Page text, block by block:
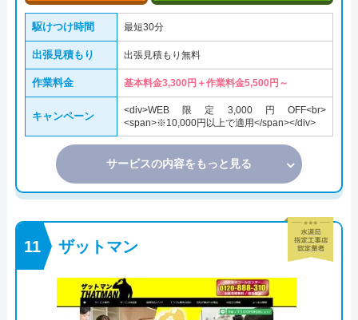
駆けつけ時間 最短30分
出張見積もり 出張見積もり無料
作業料金 基本料金3,300円＋作業料金5,500円～
キャンペーン
<div>WEB限定3,000円OFF<br>
<span>※10,000円以上で適用</span></div>
サービスの内容をもっと見る
ザットマン